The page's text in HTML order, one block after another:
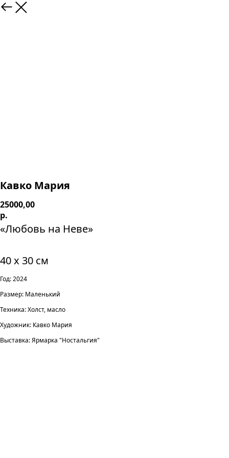
Кавко Мария
25000,00
р.
«Любовь на Неве»
40 х 30 см
Год: 2024
Размер: Маленький
Техника: Холст, масло
Художник: Кавко Мария
Выставка: Ярмарка "Ностальгия"